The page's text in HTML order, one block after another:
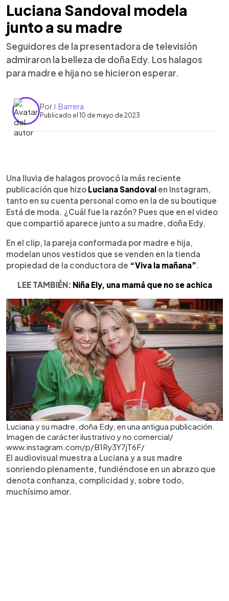
Luciana Sandoval modela
junto a su madre
Seguidores de la presentadora de televisión
admiraron la belleza de doña Edy. Los halagos
para madre e hija no se hicieron esperar.
Por J. Barrera
Publicado el 10 de mayo de 2023
► Escuchar artículo
Una lluvia de halagos provocó la más reciente
publicación que hizo Luciana Sandoval en Instagram,
tanto en su cuenta personal como en la de su boutique
Está de moda. ¿Cuál fue la razón? Pues que en el video
que compartió aparece junto a su madre, doña Edy.
En el clip, la pareja conformada por madre e hija,
modelan unos vestidos que se venden en la tienda
propiedad de la conductora de “Viva la mañana”
LEE TAMBIÉN: Niña Ely, una mamá que no se achica
Luciana y su madre, doña Edy, en una antigua publicación.
Imagen de carácter ilustrativo y no comercial/
www.instagram.com/p/B1Ry3Y7jT6F/
El audiovisual muestra a Luciana y a sus madre
sonriendo plenamente, fundiéndose en un abrazo que
denota confianza, complicidad y, sobre todo,
muchísimo amor.